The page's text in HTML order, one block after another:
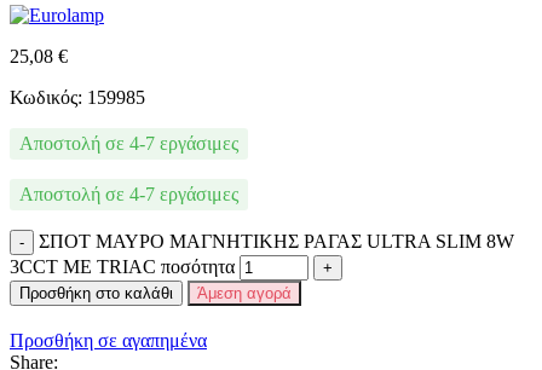
25,08 €
Κωδικός: 159985
Αποστολή σε 4-7 εργάσιμες
Αποστολή σε 4-7 εργάσιμες
ΣΠΟΤ ΜΑΥΡΟ ΜΑΓΝΗΤΙΚΗΣ ΡΑΓΑΣ ULTRA SLIM 8W
3CCT ΜΕ TRIAC ποσότητα
Προσθήκη στο καλάθι Άμεση αγορά
Προσθήκη σε αγαπημένα
Share: